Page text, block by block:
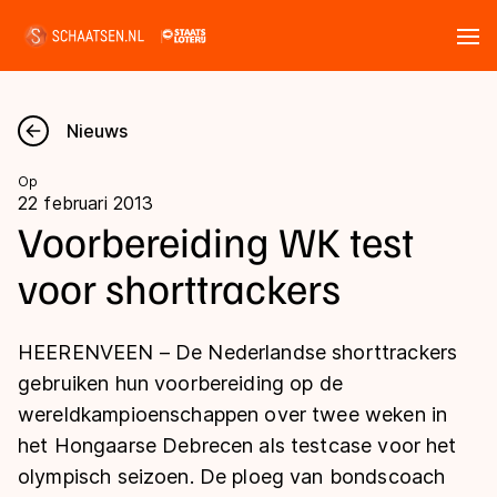
Nieuws
Kalender
Disciplines
Langebaan
Shorttrack
Inlineskaten
Uitslagen
Langebaan
Shorttrack
Marathon
Tijden & historie
Ranglijsten Langebaan
Nieuws
Op
22 februari 2013
Voorbereiding WK test
voor shorttrackers
HEERENVEEN – De Nederlandse shorttrackers
gebruiken hun voorbereiding op de
wereldkampioenschappen over twee weken in
het Hongaarse Debrecen als testcase voor het
olympisch seizoen. De ploeg van bondscoach